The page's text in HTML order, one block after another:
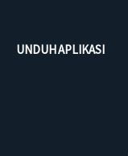
UNDUH APLIKASI